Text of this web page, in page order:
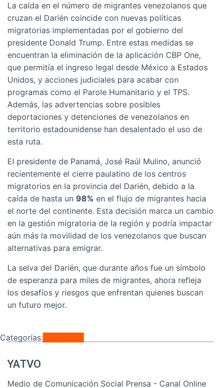
La caída en el número de migrantes venezolanos que
cruzan el Darién coincide con nuevas políticas
migratorias implementadas por el gobierno del
presidente Donald Trump. Entre estas medidas se
encuentran la eliminación de la aplicación CBP One,
que permitía el ingreso legal desde México a Estados
Unidos, y acciones judiciales para acabar con
programas como el Parole Humanitario y el TPS.
Además, las advertencias sobre posibles
deportaciones y detenciones de venezolanos en
territorio estadounidense han desalentado el uso de
esta ruta.
El presidente de Panamá, José Raúl Mulino, anunció
recientemente el cierre paulatino de los centros
migratorios en la provincia del Darién, debido a la
caída de hasta un 98% en el flujo de migrantes hacia
el norte del continente. Esta decisión marca un cambio
en la gestión migratoria de la región y podría impactar
aún más la movilidad de los venezolanos que buscan
alternativas para emigrar.
La selva del Darién, que durante años fue un símbolo
de esperanza para miles de migrantes, ahora refleja
los desafíos y riesgos que enfrentan quienes buscan
un futuro mejor.
Categorías:
YATVO
Medio de Comunicación Social Prensa - Canal Online